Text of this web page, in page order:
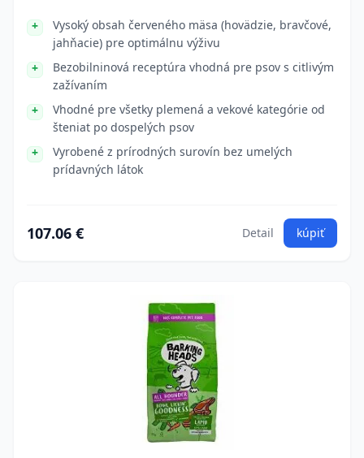
Vysoký obsah červeného mäsa (hovädzie, bravčové,
jahňacie) pre optimálnu výživu
Bezobilninová receptúra vhodná pre psov s citlivým
zažívaním
Vhodné pre všetky plemená a vekové kategórie od
šteniat po dospelých psov
Vyrobené z prírodných surovín bez umelých
prídavných látok
107.06 € Detail kúpiť